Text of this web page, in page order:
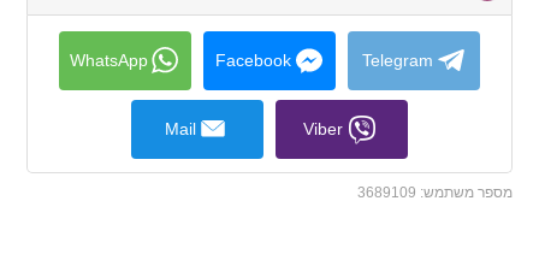
to
collapse
contents
Telegram
Facebook
WhatsApp
Viber
Mail
מספר משתמש: 3689109